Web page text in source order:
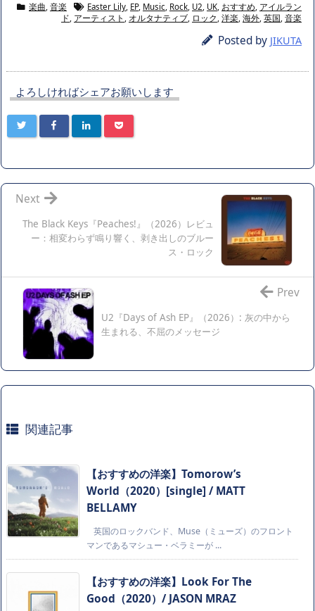
楽曲 音楽 Easter Lily EP, Music Rock U2 UK おすすめ アイルラン
ド アーティスト オルタナティブ ロック 洋楽 海外 英国 音楽
Posted by JIKUTA
よろしければシェアお願いします
The Black Keys『Peaches!』（2026）レビュ
ー：相変わらず鳴り響く、剥き出しのブルー
ス・ロック
Next
U2『Days of Ash EP』（2026）: 灰の中から
生まれる、不屈のメッセージ
Prev
関連記事
【おすすめの洋楽】Tomorow’s
World（2020）[single] / MATT
BELLAMY
英国のロックバンド、Muse（ミューズ）のフロント
マンであるマシュー・ベラミーが ...
【おすすめの洋楽】Look For The
Good（2020）/ JASON MRAZ